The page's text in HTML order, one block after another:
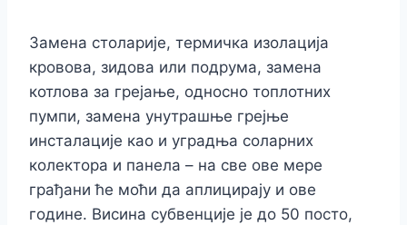
Замена столарије, термичка изолација
кровова, зидова или подрума, замена
котлова за грејање, односно топлотних
пумпи, замена унутрашње грејње
инсталације као и уградња соларних
колектора и панела – на све ове мере
грађани ће моћи да аплицирају и ове
године. Висина субвенције је до 50 посто,